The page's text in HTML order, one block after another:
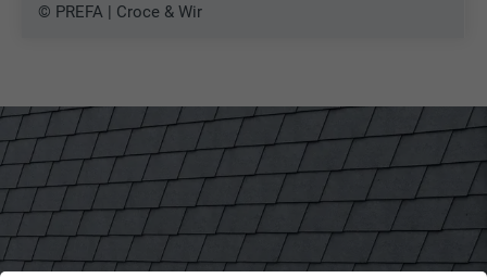
© PREFA | Croce & Wir